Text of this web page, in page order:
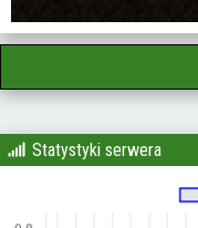
Statystyki serwera